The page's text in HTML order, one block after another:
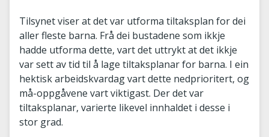
Tilsynet viser at det var utforma tiltaksplan for dei
aller fleste barna. Frå dei bustadene som ikkje
hadde utforma dette, vart det uttrykt at det ikkje
var sett av tid til å lage tiltaksplanar for barna. I ein
hektisk arbeidskvardag vart dette nedprioritert, og
må-oppgåvene vart viktigast. Der det var
tiltaksplanar, varierte likevel innhaldet i desse i
stor grad.